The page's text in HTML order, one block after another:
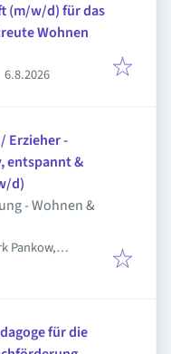
(m/w/d) für das
Wohnen
Veröffentlicht
6.8.2026
Erzieher -
entspannt &
d)
- Wohnen &
Pankow,
für die